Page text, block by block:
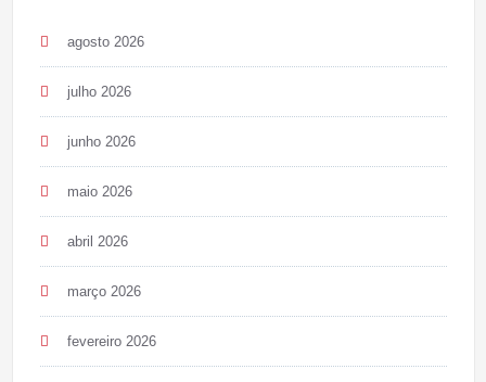
agosto 2026
julho 2026
junho 2026
maio 2026
abril 2026
março 2026
fevereiro 2026